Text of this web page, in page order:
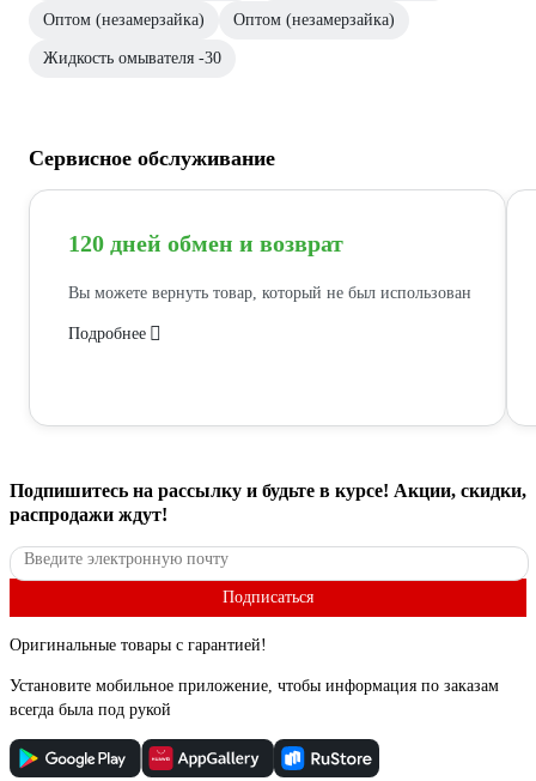
Оптом (незамерзайка) Оптом (незамерзайка)
Жидкость омывателя -30
Сервисное обслуживание
120 дней обмен и возврат
Вы можете вернуть товар, который не был использован
Подробнее
Подпишитесь на рассылку и будьте в курсе! Акции, скидки,
распродажи ждут!
Подписаться
Оригинальные товары с гарантией!
Установите мобильное приложение, чтобы информация по заказам
всегда была под рукой